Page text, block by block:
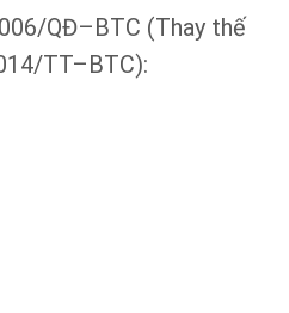
QĐ–BTC (Thay thế
TT–BTC):